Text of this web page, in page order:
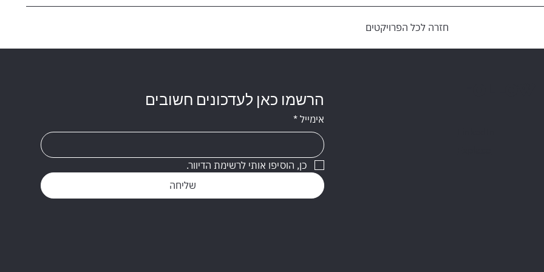
חזרה לכל הפרויקטים
הרשמו כאן לעדכונים חשובים
אימייל *
כן, הוסיפו אותי לרשימת הדיוור.
שליחה